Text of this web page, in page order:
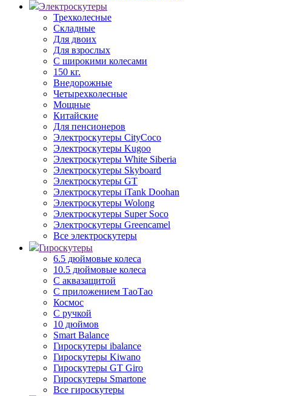
Электроскутеры
Трехколесные
Складные
Для двоих
Для взрослых
С широкими колесами
150 кг.
Внедорожные
Четырехколесные
Мощные
Китайские
Для пенсионеров
Электроскутеры CityCoco
Электроскутеры Kugoo
Электроскутеры White Siberia
Электроскутеры Skyboard
Электроскутеры GT
Электроскутеры iTank Doohan
Электроскутеры Wolong
Электроскутеры Super Soco
Электроскутеры Greencamel
Все электроскутеры
Гироскутеры
6.5 дюймовые колеса
10.5 дюймовые колеса
С аквазащитой
С приложением ТаоТао
Космос
С ручкой
10 дюймов
Smart Balance
Гироскутеры ibalance
Гироскутеры Kiwano
Гироскутеры GT Giro
Гироскутеры Smartone
Все гироскутеры